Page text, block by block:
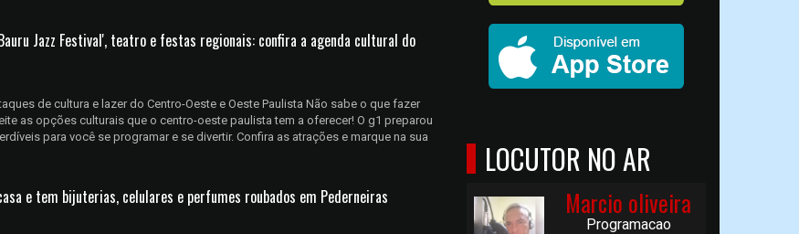
Jazz Festival', teatro e festas regionais: confira a agenda cultural do
de cultura e lazer do Centro-Oeste e Oeste Paulista Não sabe o que fazer
as opções culturais que o centro-oeste paulista tem a oferecer! O g1 preparou
para você se programar e se divertir. Confira as atrações e marque na sua
e tem bijuterias, celulares e perfumes roubados em Pederneiras
LOCUTOR NO AR
Marcio oliveira
Programacao